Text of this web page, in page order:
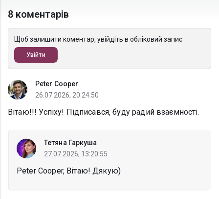
8 коментарів
Щоб залишити коментар, увійдіть в обліковий запис
Увійти
Peter Cooper
26.07.2026, 20:24:50
Вітаю!!! Успіху! Підписався, буду радий взаємності.
Тетяна Гаркуша
27.07.2026, 13:20:55
Peter Cooper, Вітаю! Дякую)